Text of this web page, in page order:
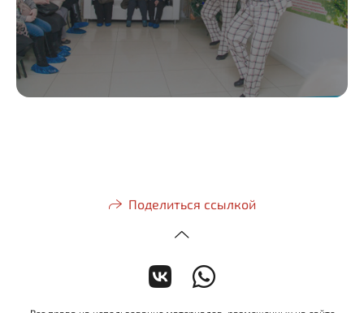
Поделиться ссылкой